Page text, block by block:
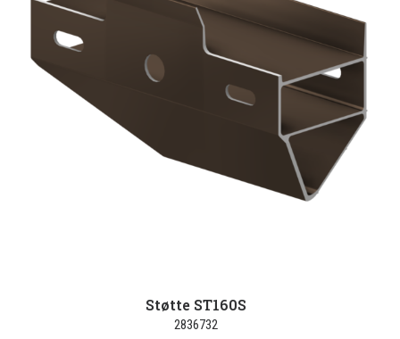
Støtte ST160S
2836732